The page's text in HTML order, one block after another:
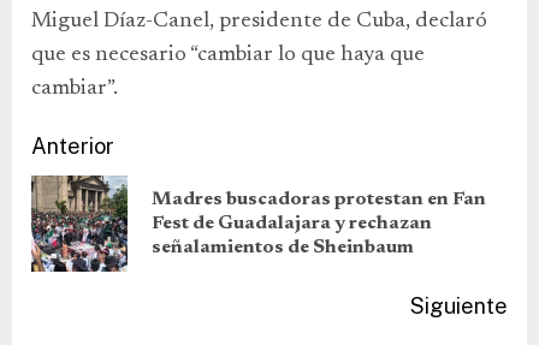
Miguel Díaz-Canel, presidente de Cuba, declaró
que es necesario “cambiar lo que haya que
cambiar”.
Anterior
Madres buscadoras protestan en Fan
Fest de Guadalajara y rechazan
señalamientos de Sheinbaum
Siguiente